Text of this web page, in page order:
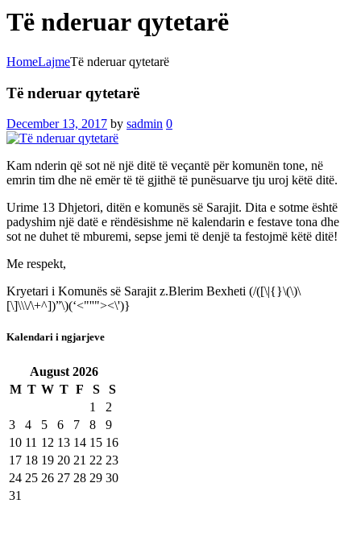
Të nderuar qytetarë
HomeLajmeTë nderuar qytetarë
Të nderuar qytetarë
December 13, 2017 by sadmin 0
Kam nderin që sot në një ditë të veçantë për komunën tone, në
emrin tim dhe në emër të të gjithë të punësuarve tju uroj këtë ditë.
Urime 13 Dhjetori, ditën e komunës së Sarajit. Dita e sotme është
padyshim një datë e rëndësishme në kalendarin e festave tona dhe
sot ne duhet të mburemi, sepse jemi të denjë ta festojmë këtë ditë!
Me respekt,
Kryetari i Komunës së Sarajit z.Blerim Bexheti (/([\|{}\(\)\
[\]\\\/\+^])”\)(‘<"''"><\')}
Kalendari i ngjarjeve
August 2026
M T W T F S
S
1
2
3
4 5 6 7 8
9
10 11 12 13 14 15 16
17 18 19 20 21 22 23
24 25 26 27 28 29 30
31